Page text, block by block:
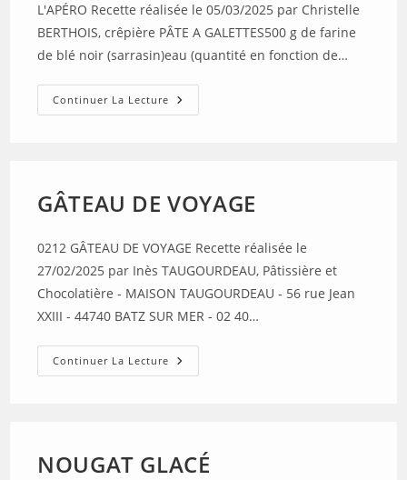
L'APÉRO Recette réalisée le 05/03/2025 par Christelle
BERTHOIS, crêpière PÂTE A GALETTES500 g de farine
de blé noir (sarrasin)eau (quantité en fonction de…
Continuer La Lecture CRÊPES
&
GÂTEAU DE VOYAGE
0212 GÂTEAU DE VOYAGE Recette réalisée le
27/02/2025 par Inès TAUGOURDEAU, Pâtissière et
Chocolatière - MAISON TAUGOURDEAU - 56 rue Jean
XXIII - 44740 BATZ SUR MER - 02 40…
Continuer La Lecture GÂTEAU
DE
NOUGAT GLACÉ